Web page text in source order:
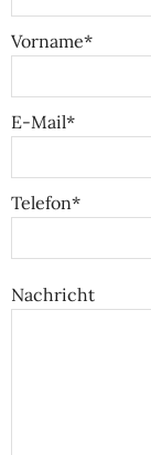
Vorname*
E-Mail*
Telefon*
Nachricht